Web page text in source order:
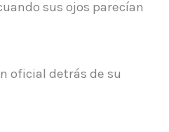
sus ojos parecían
oficial detrás de su